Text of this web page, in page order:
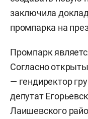
заключила
промпарка на
Промпарк
Согласно
— гендиректор
депутат
Лаишевского